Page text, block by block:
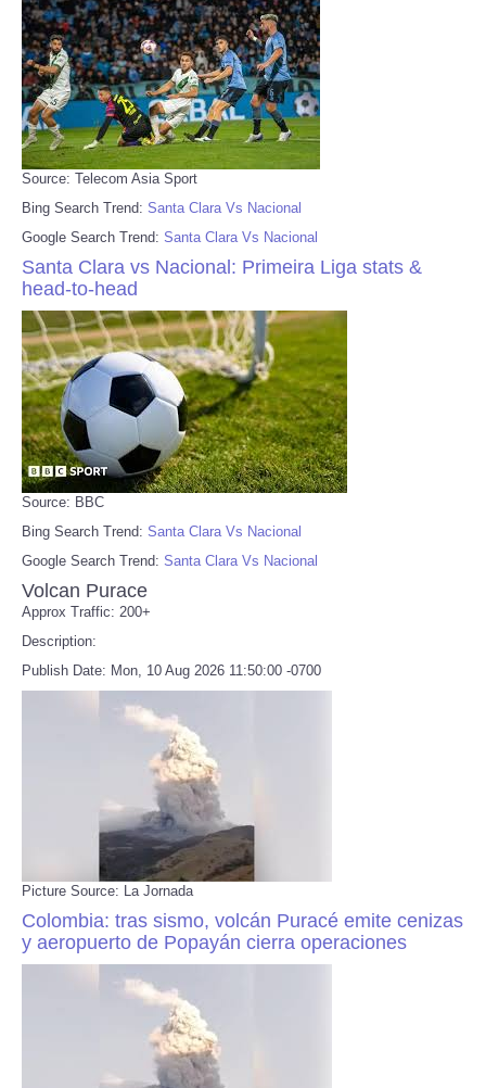
Source: Telecom Asia Sport
Bing Search Trend: Santa Clara Vs Nacional
Google Search Trend: Santa Clara Vs Nacional
Santa Clara vs Nacional: Primeira Liga stats &
head-to-head
Source: BBC
Bing Search Trend: Santa Clara Vs Nacional
Google Search Trend: Santa Clara Vs Nacional
Volcan Purace
Approx Traffic: 200+
Description:
Publish Date: Mon, 10 Aug 2026 11:50:00 -0700
Picture Source: La Jornada
Colombia: tras sismo, volcán Puracé emite cenizas
y aeropuerto de Popayán cierra operaciones